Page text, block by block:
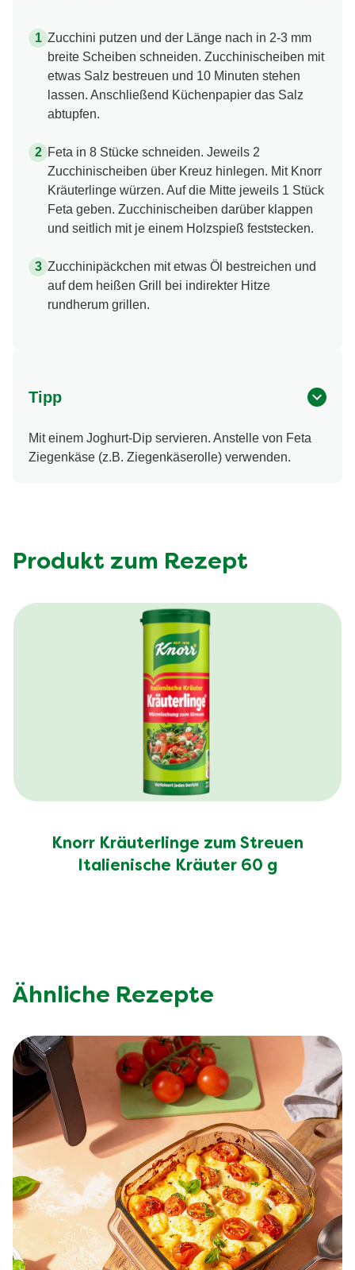
Zucchini putzen und der Länge nach in 2-3 mm
breite Scheiben schneiden. Zucchinischeiben mit
etwas Salz bestreuen und 10 Minuten stehen
lassen. Anschließend Küchenpapier das Salz
abtupfen.
Feta in 8 Stücke schneiden. Jeweils 2
Zucchinischeiben über Kreuz hinlegen. Mit Knorr
Kräuterlinge würzen. Auf die Mitte jeweils 1 Stück
Feta geben. Zucchinischeiben darüber klappen
und seitlich mit je einem Holzspieß feststecken.
Zucchinipäckchen mit etwas Öl bestreichen und
auf dem heißen Grill bei indirekter Hitze
rundherum grillen.
Tipp
Mit einem Joghurt-Dip servieren. Anstelle von Feta
Ziegenkäse (z.B. Ziegenkäserolle) verwenden.
Produkt zum Rezept
Knorr Kräuterlinge zum Streuen
Italienische Kräuter 60 g
Ähnliche Rezepte